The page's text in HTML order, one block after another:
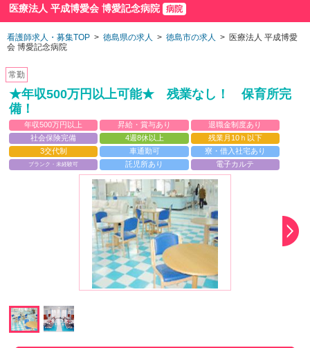
医療法人 平成博愛会 博愛記念病院 病院
看護師求人・募集TOP > 徳島県の求人 > 徳島市の求人 > 医療法人 平成博愛
会 博愛記念病院
常勤
★年収500万円以上可能★ 残業なし！ 保育所完
備！
年収500万円以上 昇給・賞与あり
退職金制度あり
社会保険完備
4週8休以上
残業月10ｈ以下
3交代制
車通勤可 寮・借入社宅あり
ブランク・未経験可 託児所あり 電子カルテ